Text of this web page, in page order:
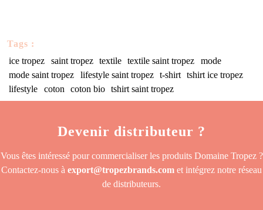
Tags :
ice tropez
saint tropez textile textile saint tropez
mode
mode saint tropez
lifestyle saint tropez t-shirt
tshirt ice tropez
lifestyle
coton coton bio tshirt saint tropez
Devenir distributeur ?
Vous êtes intéressé pour commercialiser les produits Domaine Tropez ?
Contactez-nous à export@tropezbrands.com et intégrez notre réseau
de distributeurs.